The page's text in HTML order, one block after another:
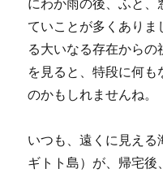
ていことが多くありま
る大いなる存在から
を見ると、特段に何
のかもしれませんね。
いつも、遠くに見える
ギトト島）が、帰宅後